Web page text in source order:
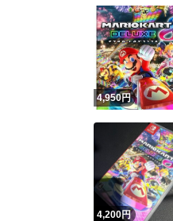
4,950円
4,200円